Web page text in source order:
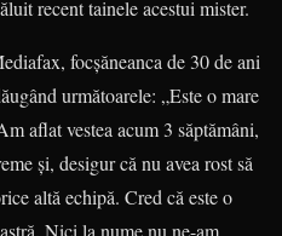
recent tainele acestui mister.
focşăneanca de 30 de ani
următoarele: „Este o mare
aflat vestea acum 3 săptămâni,
şi, desigur că nu avea rost să
altă echipă. Cred că este o
Nici la nume nu ne-am